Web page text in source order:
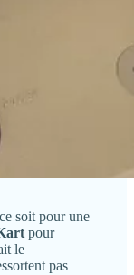
soit pour une
pour
le
pas